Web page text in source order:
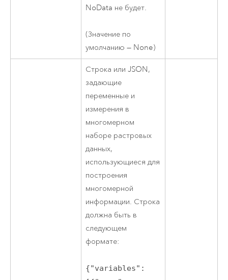
NoData не будет.
(Значение по
умолчанию — None)
Строка или JSON,
задающие
переменные и
измерения в
многомерном
наборе растровых
данных,
использующиеся для
построения
многомерной
информации. Строка
должна быть в
следующем
формате:
{"variables":